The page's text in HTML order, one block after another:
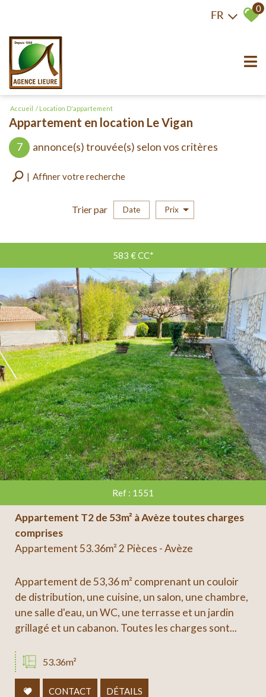
FR 0
Accueil Location D'appartement
Appartement en location Le Vigan
7 annonce(s) trouvée(s) selon vos critères
Affiner votre recherche
Location
5KM 10KM 25KM
RECHERCHER
+ de critères +
Trier par Date Prix
583 €CC*
Ref : 1551
Appartement T2 de 53m² à Avèze toutes charges
comprises
Appartement 53.36m² 2 Pièces - Avèze
Appartement de 53,36 m² comprenant un couloir
de distribution, une cuisine, un salon, une chambre,
une salle d'eau, un WC, une terrasse et un jardin
grillagé et un cabanon. Toutes les charges sont...
53.36m²
CONTACT DÉTAILS